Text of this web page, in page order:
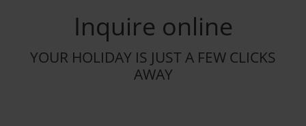
Inquire online
YOUR HOLIDAY IS JUST A FEW CLICKS
AWAY